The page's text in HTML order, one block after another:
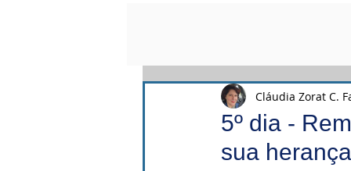
5º dia -
sua
Cláudia Zorat C.